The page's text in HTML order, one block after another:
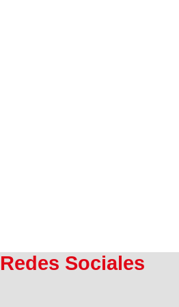
Redes Sociales